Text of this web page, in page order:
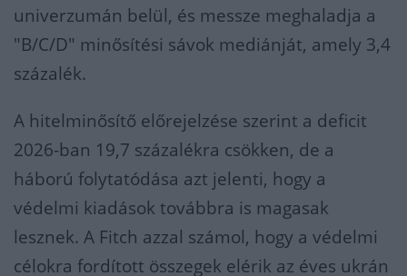
univerzumán belül, és messze meghaladja a
"B/C/D" minősítési sávok mediánját, amely 3,4
százalék.
A hitelminősítő előrejelzése szerint a deficit
2026-ban 19,7 százalékra csökken, de a
háború folytatódása azt jelenti, hogy a
védelmi kiadások továbbra is magasak
lesznek. A Fitch azzal számol, hogy a védelmi
célokra fordított összegek elérik az éves ukrán